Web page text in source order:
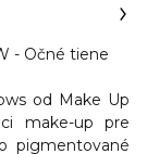
- Očné tiene
od Make Up
make-up pre
pigmentované